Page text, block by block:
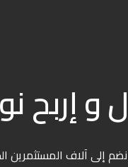
إلى آلاف المستثمرين